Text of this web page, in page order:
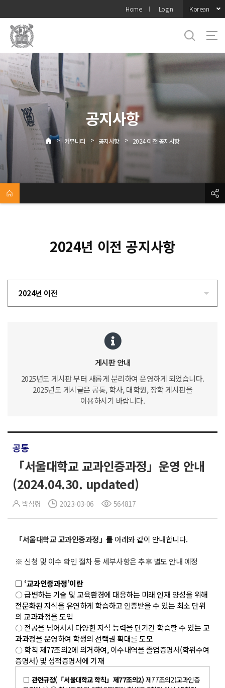
메뉴
Home Login Korean
공지사항
> 커뮤니티 > 공지사항 > 2024 이전 공지사항
2024년 이전 공지사항
2024년 이전
게시판 안내
2025년도 게시판 부터 새롭게 분리하여 운영하게 되었습니다.
2025년도 게시글은 공통, 학사, 대학원, 장학 게시판을
이용하시기 바랍니다.
공통
「서울대학교 교과인증과정」운영 안내
(2024.04.30. updated)
박심령 2023-03-06 564817
「서울대학교 교과인증과정」 를 아래와 같이 안내합니다.
※ 신청 및 이수 확인 절차 등 세부사항은 추후 별도 안내 예정
□ ‘교과인증과정’이란
〇 급변하는 기술 및 교육환경에 대응하는 미래 인재 양성을 위해
전문화된 지식을 유연하게 학습하고 인증받을 수 있는 최소 단위
의 교과과정을 도입
〇 전공을 넘어서서 다양한 지식 능력을 단기간 학습할 수 있는 교
과과정을 운영하여 학생의 선택권 확대를 도모
〇 학칙 제77조의2에 의거하여, 이수내역을 졸업증명서(학위수여
증명서) 및 성적증명서에 기재
□ 관련규정(「서울대학교 학칙」제77조의2) 제77조의2(교과인증